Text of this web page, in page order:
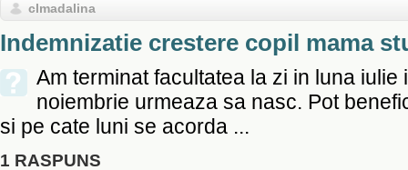
clmadalina
Indemnizatie crestere copil mama
Am terminat facultatea la zi in luna iulie
noiembrie urmeaza sa nasc. Pot
si pe cate luni se acorda ...
1 RASPUNS